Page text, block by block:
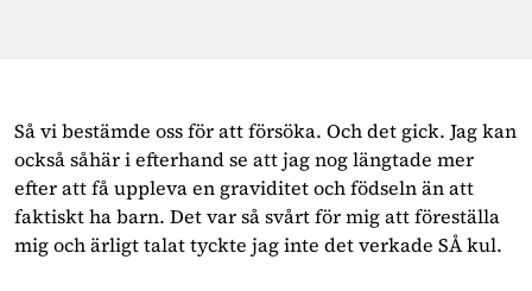
Så vi bestämde oss för att försöka. Och det gick. Jag kan
också såhär i efterhand se att jag nog längtade mer
efter att få uppleva en graviditet och födseln än att
faktiskt ha barn. Det var så svårt för mig att föreställa
mig och ärligt talat tyckte jag inte det verkade SÅ kul.